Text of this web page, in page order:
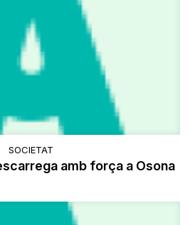
SOCIETAT
amb força a Osona